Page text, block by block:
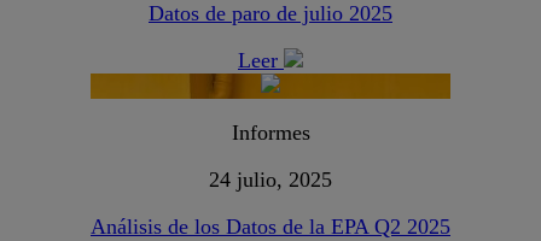
Datos de paro de julio 2025
Leer
Informes
24 julio, 2025
Análisis de los Datos de la EPA Q2 2025